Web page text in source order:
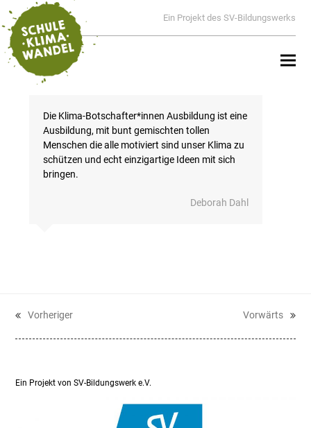
Ein Projekt des SV-Bildungswerks
Die Klima-Botschafter*innen Ausbildung ist eine
Ausbildung, mit bunt gemischten tollen
Menschen die alle motiviert sind unser Klima zu
schützen und echt einzigartige Ideen mit sich
bringen.
Deborah Dahl
vorheriger
Vorheriger
Nächster
Vorwärts
Ein Projekt von SV-Bildungswerk e.V.